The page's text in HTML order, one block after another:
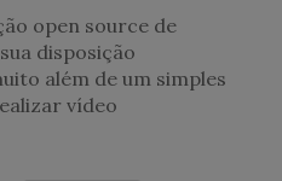
open source de
disposição
além de um simples
vídeo